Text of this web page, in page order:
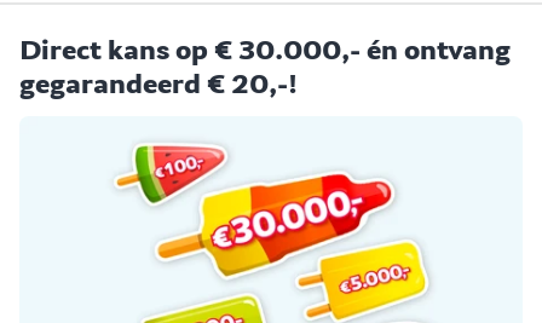
Direct kans op € 30.000,- én ontvang
gegarandeerd € 20,-!